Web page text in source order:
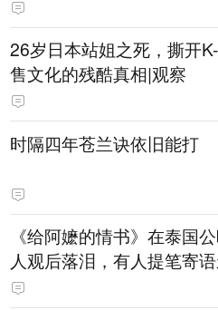
​26岁日本站姐之死，撕开
售文化的残酷真相|观察
时隔四年苍兰诀依旧能打
《给阿嬷的情书》在泰国
人观后落泪，有人提笔寄